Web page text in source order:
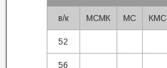
в/к МСМК МС КМС
52
56